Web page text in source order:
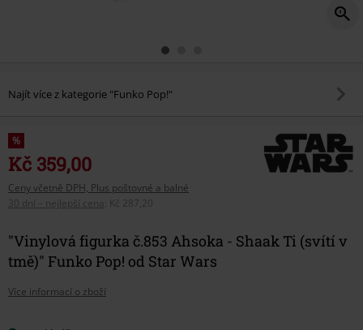
Najít více z kategorie "Funko Pop!"
%
Kč 359,00
Ceny včetně DPH, Plus poštovné a balné
30 dní – nejlepší cena
Kč 287,20
"Vinylová figurka č.853 Ahsoka - Shaak Ti (svítí v
tmě)" Funko Pop! od Star Wars
Více informací o zboží